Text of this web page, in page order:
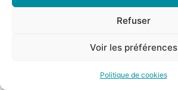
Refuser
Voir les préférences
Politique de cookies